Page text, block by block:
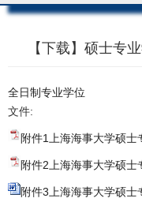
【下载】硕士专
全日制专业学位
文件:
附件1上海海事大学硕
附件2上海海事大学硕
附件3上海海事大学硕